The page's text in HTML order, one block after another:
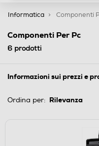
Informatica Componenti
Componenti Per Pc
6 prodotti
Informazioni sui prezzi e
Ordina per: